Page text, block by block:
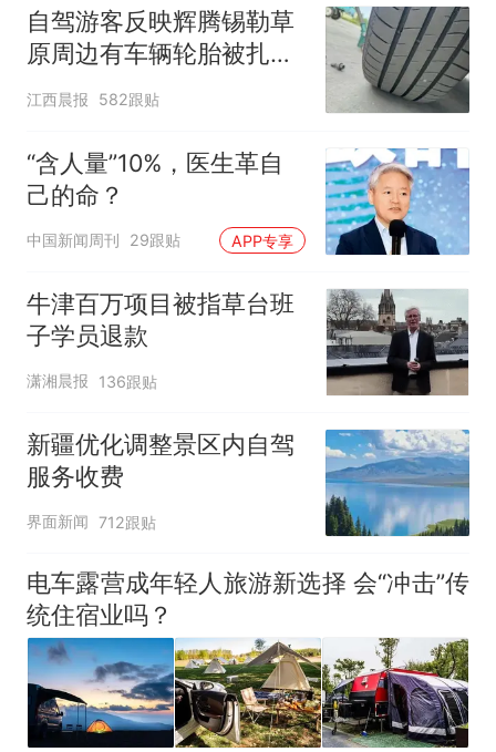
自驾游客反映辉腾锡勒草
原周边有车辆轮胎被扎，
修理店铺换胎价格高达千
江西晨报 582跟贴
“含人量”10%，医生革自
己的命？
中国新闻周刊 29跟贴 APP专享
牛津百万项目被指草台班
子学员退款
潇湘晨报 136跟贴
新疆优化调整景区内自驾
服务收费
界面新闻 712跟贴
电车露营成年轻人旅游新选择 会“冲击”传
统住宿业吗？